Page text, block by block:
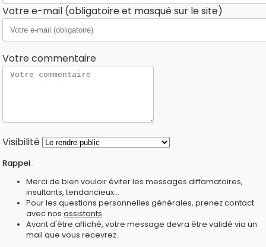
Votre e-mail (obligatoire et masqué sur le site)
Votre commentaire
Visibilité
Rappel :
Merci de bien vouloir éviter les messages diffamatoires,
insultants, tendancieux...
Pour les questions personnelles générales, prenez contact
avec nos assistants
Avant d'être affiché, votre message devra être validé via un
mail que vous recevrez.